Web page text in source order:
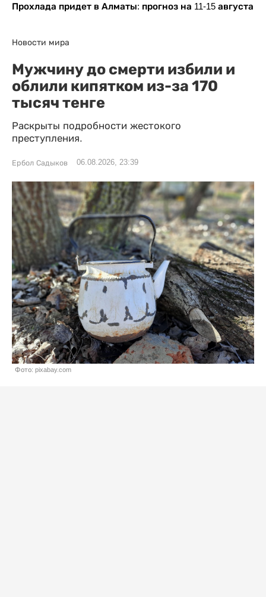
Прохлада придет в Алматы: прогноз на 11-15 августа
Новости мира
Мужчину до смерти избили и
облили кипятком из-за 170
тысяч тенге
Раскрыты подробности жестокого
преступления.
Ербол Садыков 06.08.2026, 23:39
Фото: pixabay.com